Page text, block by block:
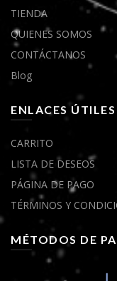
TIENDA
QUIENES SOMOS
CONTÁCTANOS
Blog
ENLACES ÚTILES
CARRITO
LISTA DE DESEOS
PÁGINA DE PAGO
TÉRMINOS Y
MÉTODOS DE